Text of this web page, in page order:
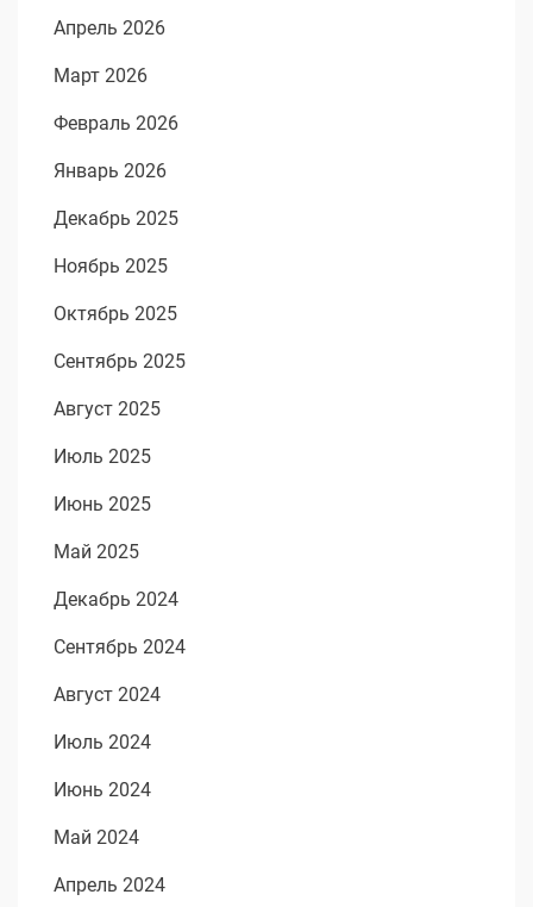
Апрель 2026
Март 2026
Февраль 2026
Январь 2026
Декабрь 2025
Ноябрь 2025
Октябрь 2025
Сентябрь 2025
Август 2025
Июль 2025
Июнь 2025
Май 2025
Декабрь 2024
Сентябрь 2024
Август 2024
Июль 2024
Июнь 2024
Май 2024
Апрель 2024